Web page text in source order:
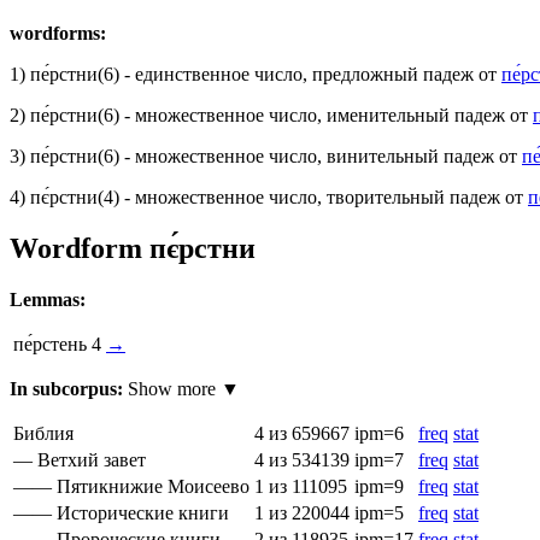
wordforms:
1) пе́рстни(6) - единственное число, предложный падеж от
2) пе́рстни(6) - множественное число, именительный падеж от
3) пе́рстни(6) - множественное число, винительный падеж от
4) пє́рстни(4) - множественное число, творительный падеж от
Wordform пє́рстни
Lemmas:
пе́рстень 4 →
In subcorpus: Show more ▼
Библия 4 из 659667 ipm=6 freq stat
— Ветхий завет
4 из 534139 ipm=7 freq stat
—— Пятикнижие Моисеево 1 из 111095 ipm=9 freq stat
—— Исторические книги
1 из 220044 ipm=5 freq stat